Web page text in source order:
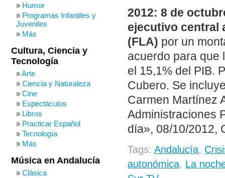
2012: 8 de
ejecutivo central
(FLA) por un
acuerdo para que
el 15,1% del PIB.
Cubero. Se
Carmen Martínez
Administraciones
día», 08/10/2012,
Tags: Andalucía,
autonómica, La
Humor
Programas Infantiles y
Juveniles
Más
Cultura, Ciencia y
Tecnología
Arte
Ciencia y Naturaleza
Cine
Espectáculos
Libros
Practicar Español
Tecnología
Más
Música en Andalucía
Clásica